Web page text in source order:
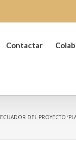
Contactar
ECUADOR DEL PROYECTO